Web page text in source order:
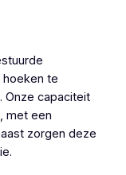
te
Onze capaciteit
met een
zorgen deze